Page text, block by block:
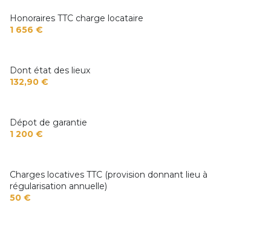
Honoraires TTC charge locataire
1 656 €
Dont état des lieux
132,90 €
Dépot de garantie
1 200 €
Charges locatives TTC (provision donnant lieu à
régularisation annuelle)
50 €